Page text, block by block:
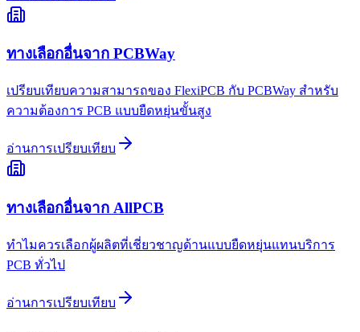
ทางเลือกอื่นจาก PCBWay
เปรียบเทียบความสามารถของ FlexiPCB กับ PCBWay สำหรับ
ความต้องการ PCB แบบยืดหยุ่นขั้นสูง
อ่านการเปรียบเทียบ
ทางเลือกอื่นจาก AllPCB
ทำไมควรเลือกผู้ผลิตที่เชี่ยวชาญด้านแบบยืดหยุ่นแทนบริการ
PCB ทั่วไป
อ่านการเปรียบเทียบ